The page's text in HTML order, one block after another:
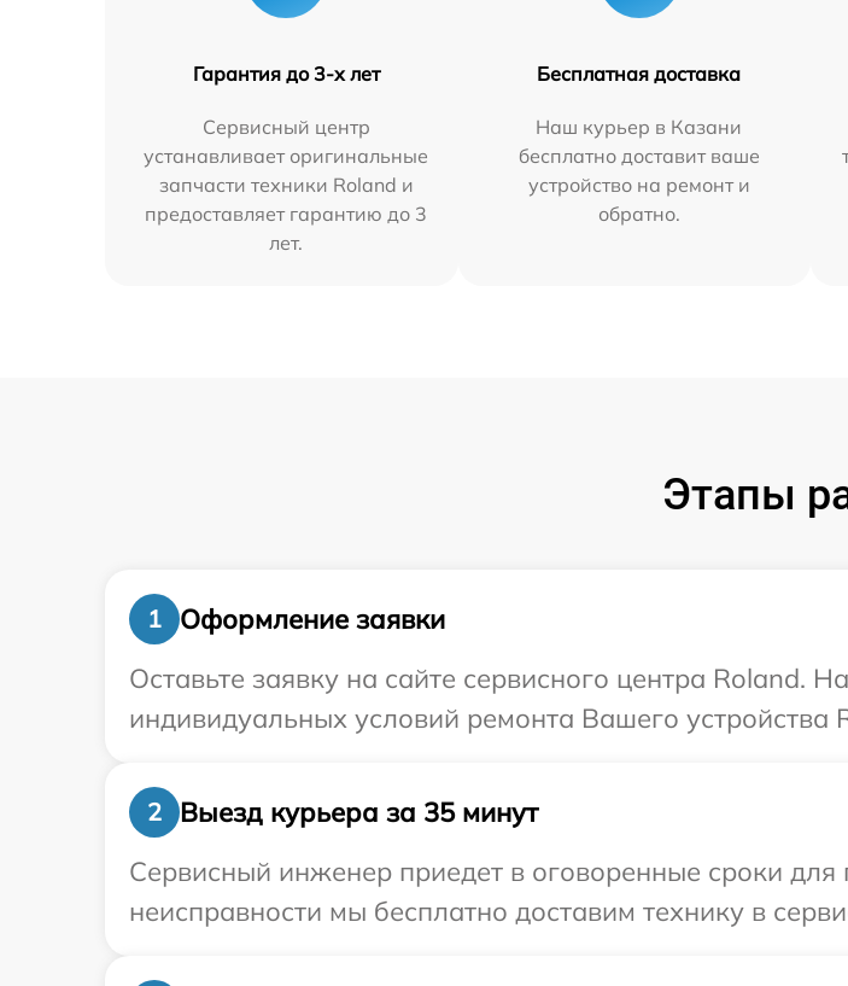
Гарантия до 3-х лет
Сервисный центр
устанавливает оригинальные
запчасти техники Roland и
предоставляет гарантию до 3
лет.
Бесплатная доставка
Наш курьер в Казани
бесплатно доставит ваше
устройство на ремонт и
обратно.
Этапы
1
Оформление заявки
Оставьте заявку на сайте сервисного центра Roland.
индивидуальных условий ремонта Вашего устройства
2
Выезд курьера за 35 минут
Сервисный инженер приедет в оговоренные сроки для
неисправности мы бесплатно доставим технику в